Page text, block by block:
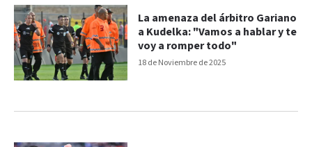
18 de Noviembre de 2025
La amenaza del árbitro Gariano
a Kudelka: "Vamos a hablar y te
voy a romper todo"